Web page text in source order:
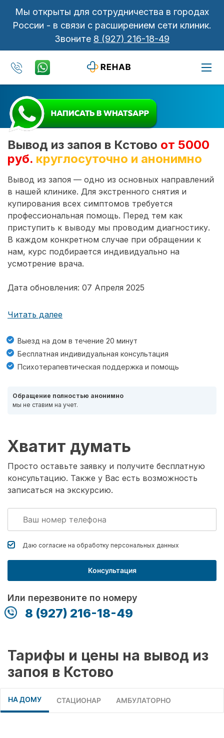
Мы открыты для сотрудничества в городах
России - в связи с расширением сети клиник.
Звоните 8 (927) 216-18-49
Вывод из запоя в Кстово от 5000
руб. круглосуточно и анонимно
Вывод из запоя — одно из основных направлений
в нашей клинике. Для экстренного снятия и
купирования всех симптомов требуется
профессиональная помощь. Перед тем как
приступить к выводу мы проводим диагностику.
В каждом конкретном случае при обращении к
нам, курс подбирается индивидуально на
усмотрение врача.
Дата обновления: 07 Апреля 2025
Читать далее
Выезд на дом в течение 20 минут
Бесплатная индивидуальная консультация
Психотерапевтическая поддержка и помощь
Обращение полностью анонимно
мы не ставим на учет.
Хватит думать
Просто оставьте заявку и получите бесплатную
консультацию. Также у Вас есть возможность
записаться на экскурсию.
Даю согласие на обработку персональных данных
Консультация
Или перезвоните по номеру
8 (927) 216-18-49
Тарифы и цены на вывод из
запоя в Кстово
НА ДОМУ СТАЦИОНАР АМБУЛАТОРНО